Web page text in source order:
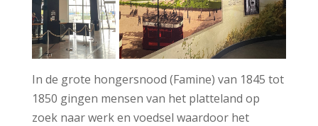
In de grote hongersnood (Famine) van 1845 tot
1850 gingen mensen van het platteland op
zoek naar werk en voedsel waardoor het